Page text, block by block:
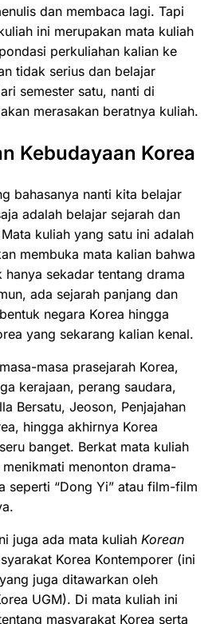
dan membaca lagi. Tapi
ini merupakan mata kuliah
perkuliahan kalian ke
tidak serius dan belajar
semester satu, nanti di
merasakan beratnya kuliah.
Kebudayaan Korea
bahasanya nanti kita belajar
adalah belajar sejarah dan
kuliah yang satu ini adalah
membuka mata kalian bahwa
sekadar tentang drama
ada sejarah panjang dan
negara Korea hingga
yang sekarang kalian kenal.
masa prasejarah Korea,
kerajaan, perang saudara,
Bersatu, Jeoson, Penjajahan
hingga akhirnya Korea
banget. Berkat mata kuliah
menonton drama-
seperti “Dong Yi” atau film-film
juga ada mata kuliah Korean
Korea Kontemporer (ini
juga ditawarkan oleh
UGM). Di mata kuliah ini
masyarakat Korea serta